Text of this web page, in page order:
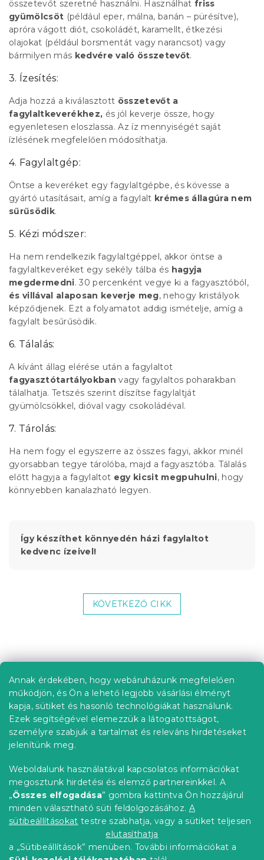
Annak érdekében, hogy webáruházunk megfelelően
működjön, és Ön a lehető legjobb vásárlási élményt
kapja, sütiket és hasonló technológiákat használunk.
Ezek segítségével elemezzük a látogatottságot,
személyre szabjuk a tartalmat és releváns hirdetéseket
jelenítünk meg.
Weboldalunk használatával kapcsolatos információkat
megosztunk hirdetési és elemző partnereinkkel. A
„Összes elfogadása” gombra kattintva Ön hozzájárul
minden választható süti feldolgozásához. A
sütibeállításokat testre szabhatja, vagy a sütiket teljesen
elutasíthatja
a „Sütibeállítások” menüben. További információkat a
összetevőt szeretné használni. Használhat friss
gyümölcsöt (például eper, málna, banán – pürésítve),
apróra vágott diót, csokoládét, karamellt, étkezési
olajokat (például borsmentát vagy narancsot) vagy
bármilyen más kedvére való összetevőt.
3. Ízesítés:
Adja hozzá a kiválasztott összetevőt a
fagylaltkeverékhez, és jól keverje össze, hogy
egyenletesen eloszlassa. Az íz mennyiségét saját
ízlésének megfelelően módosíthatja.
4. Fagylaltgép:
Öntse a keveréket egy fagylaltgépbe, és kövesse a
gyártó utasításait, amíg a fagylalt krémes állagúra nem
sűrűsödik.
5. Kézi módszer:
Ha nem rendelkezik fagylaltgéppel, akkor öntse a
fagylaltkeveréket egy sekély tálba és hagyja
megdermedni. 30 percenként vegye ki a fagyasztóból,
és villával alaposan keverje meg, nehogy kristályok
képződjenek. Ezt a folyamatot addig ismételje, amíg a
fagylalt besűrűsödik.
6. Tálalás:
A kívánt állag elérése után a fagylaltot
fagyasztótartályokban vagy fagylaltos poharakban
tálalhatja. Tetszés szerint díszítse fagylaltját
gyümölcsökkel, dióval vagy csokoládéval.
7. Tárolás:
Ha nem fogy el egyszerre az összes fagyi, akkor minél
gyorsabban tegye tárolóba, majd a fagyasztóba. Tálalás
előtt hagyja a fagylaltot egy kicsit megpuhulni, hogy
könnyebben kanalazható legyen.
Így készíthet könnyedén házi fagylaltot
kedvenc ízeivel!
KÖVETKEZŐ CIKK
á
Információ az Ön számára
Rendelés követése
Szállítási lehetőségek
Fizetési lehetőségek
Reklamáció és áruvisszaküldés
Elérhetőség
Általános szerződési feltételek
Adatvédelmi nyilatkozat
Blog
Partnereinknek